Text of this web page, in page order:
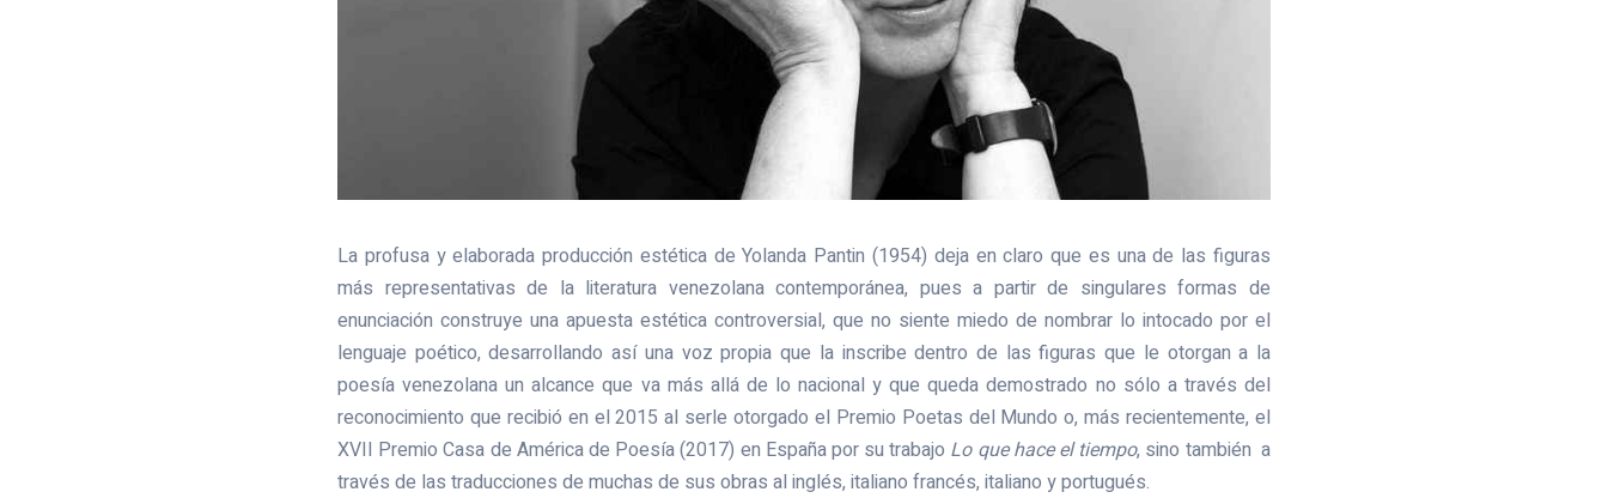
La profusa y elaborada producción estética de Yolanda Pantin (1954) deja en claro que es una de las figuras
más representativas de la literatura venezolana contemporánea, pues a partir de singulares formas de
enunciación construye una apuesta estética controversial, que no siente miedo de nombrar lo intocado por el
lenguaje poético, desarrollando así una voz propia que la inscribe dentro de las figuras que le otorgan a la
poesía venezolana un alcance que va más allá de lo nacional y que queda demostrado no sólo a través del
reconocimiento que recibió en el 2015 al serle otorgado el Premio Poetas del Mundo o, más recientemente, el
XVII Premio Casa de América de Poesía (2017) en España por su trabajo Lo que hace el tiempo, sino también a
través de las traducciones de muchas de sus obras al inglés, italiano francés, italiano y portugués.